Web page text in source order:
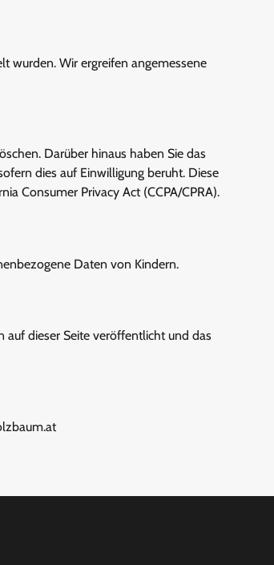
wurden. Wir ergreifen angemessene
Darüber hinaus haben Sie das
dies auf Einwilligung beruht. Diese
Consumer Privacy Act (CCPA/CPRA).
Daten von Kindern.
auf dieser Seite veröffentlicht und das